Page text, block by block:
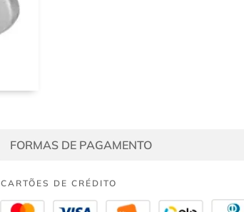
FORMAS DE PAGAMENTO
CARTÕES DE CRÉDITO